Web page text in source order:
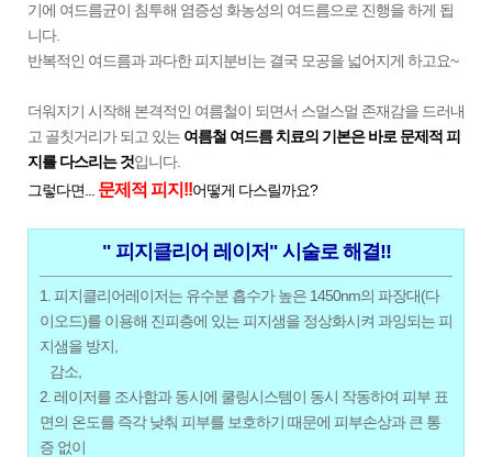
기에 여드름균이 침투해 염증성 화농성의 여드름으로 진행을 하게 됩
니다.
반복적인 여드름과 과다한 피지분비는 결국 모공을 넓어지게 하고요~
더워지기 시작해 본격적인 여름철이 되면서 스멀스멀 존재감을 드러내
고 골칫거리가 되고 있는 여름철 여드름 치료의 기본은 바로 문제적 피
지를 다스리는 것입니다.
그렇다면... 문제적 피지!!어떻게 다스릴까요?
" 피지클리어 레이저" 시술로 해결!!
1. 피지클리어레이저는 유수분 흡수가 높은 1450nm의 파장대(다
이오드)를 이용해 진피층에 있는 피지샘을 정상화시켜 과잉되는 피
지샘을 방지,
감소,
2. 레이저를 조사함과 동시에 쿨링시스템이 동시 작동하여 피부 표
면의 온도를 즉각 낮춰 피부를 보호하기 때문에 피부손상과 큰 통
증 없이